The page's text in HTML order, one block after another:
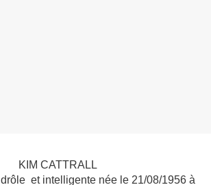
KIM CATTRALL
drôle et intelligente née le 21/08/1956 à